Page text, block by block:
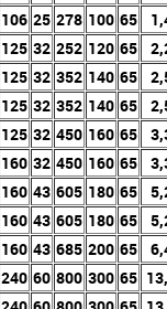
106 25 278 100 65
125 32 252 120 65
125 32 352 140 65
125 32 352 140 65
125 32 450 160 65
160 32 450 160 65
160 43 605 180 65
160 43 605 180 65
160 43 685 200 65
240 60 800 300 65